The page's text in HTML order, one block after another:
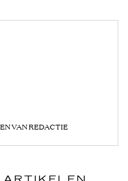
VAN REDACTIE